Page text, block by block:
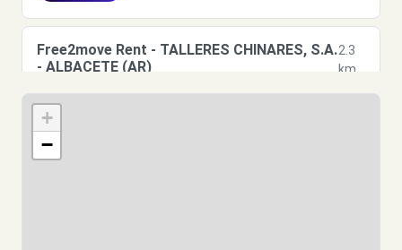
Free2move Rent - TALLERES CHINARES, S.A.
- ALBACETE (AR)
2.3
km
CALLE B
ALBACETE, 02007
+
−